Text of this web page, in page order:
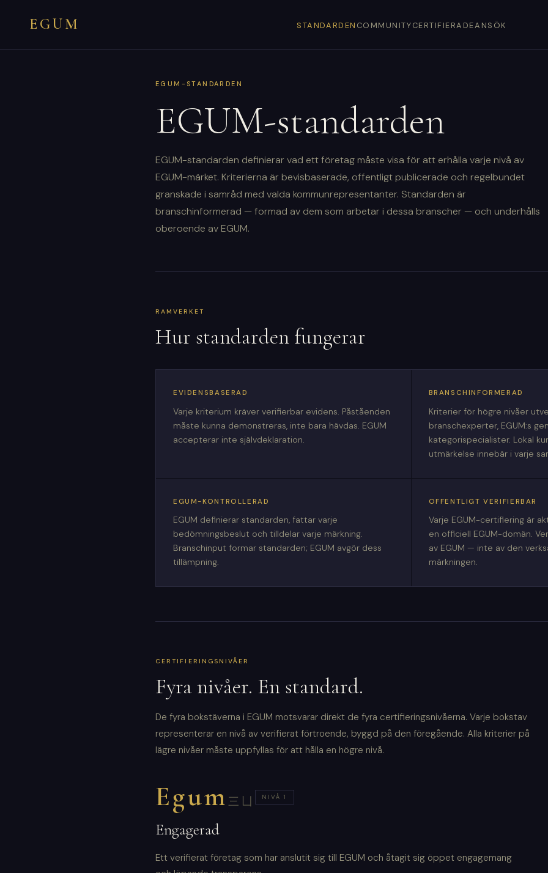
EGUM STANDARDEN COMMUNITYCERTIFIERADEANSÖK
EGUM-STANDARDEN
EGUM-standarden
EGUM-standarden definierar vad ett företag måste visa för att erhålla varje nivå av
EGUM-märket. Kriterierna är bevisbaserade, offentligt publicerade och regelbundet
granskade i samråd med valda kommunrepresentanter. Standarden är
branschinformerad — formad av dem som arbetar i dessa branscher — och underhålls
oberoende av EGUM.
RAMVERKET
Hur standarden fungerar
EVIDENSBASERAD
Varje kriterium kräver verifierbar evidens. Påståenden
måste kunna demonstreras, inte bara hävdas. EGUM
accepterar inte självdeklaration.
BRANSCHINFORMERAD
Kriterier för högre nivåer
branschexperter, EGUM:s
kategorispecialister. Lokal
utmärkelse innebär i varje
EGUM-KONTROLLERAD
EGUM definierar standarden, fattar varje
bedömningsbeslut och tilldelar varje märkning.
Branschinput formar standarden; EGUM avgör dess
tillämpning.
OFFENTLIGT VERIFIERBAR
Varje EGUM-certifiering är
en officiell EGUM-domän.
av EGUM — inte av den
märkningen.
CERTIFIERINGSNIVÅER
Fyra nivåer. En standard.
De fyra bokstäverna i EGUM motsvarar direkt de fyra certifieringsnivåerna. Varje bokstav
representerar en nivå av verifierat förtroende, byggd på den föregående. Alla kriterier på
lägre nivåer måste uppfyllas för att hålla en högre nivå.
Egum 三凵 NIVÅ 1
Engagerad
Ett verifierat företag som har anslutit sig till EGUM och åtagit sig öppet engagemang